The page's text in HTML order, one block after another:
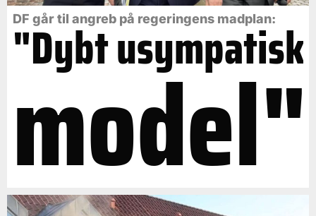
DF går til angreb på regeringens madplan:
"Dybt usympatisk
model"